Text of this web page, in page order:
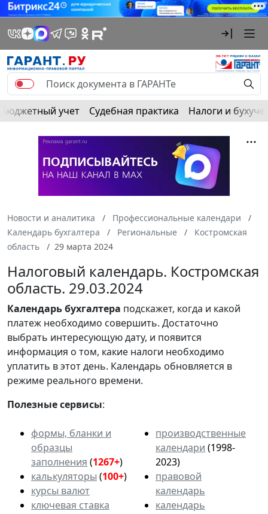
Бюджетный учет Судебная практика Налоги и
Новости и аналитика
Профессиональные календари
Календарь бухгалтера
Региональные
Костромская
область
29 марта 2024
Налоговый календарь. Костромская
область. 29.03.2024
Календарьбухгалтера подскажет, когда и какой
платеж необходимо совершить. Достаточно
выбрать интересующую дату, и появится
информация о том, какие налоги необходимо
уплатить в этот день. Календарь обновляется в
режиме реального времени.
Полезные сервисы:
формы, бланки и
образцы
заполнения (1267+)
калькуляторы (100+)
курсы валют
ключевая ставка
производственные
календари (1998-
2023)
правовой
календарь
календарь